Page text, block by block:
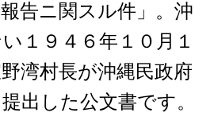
告ニ関スル件」。沖
１９４６年１０月１
湾村長が沖縄民政府
出した公文書です。